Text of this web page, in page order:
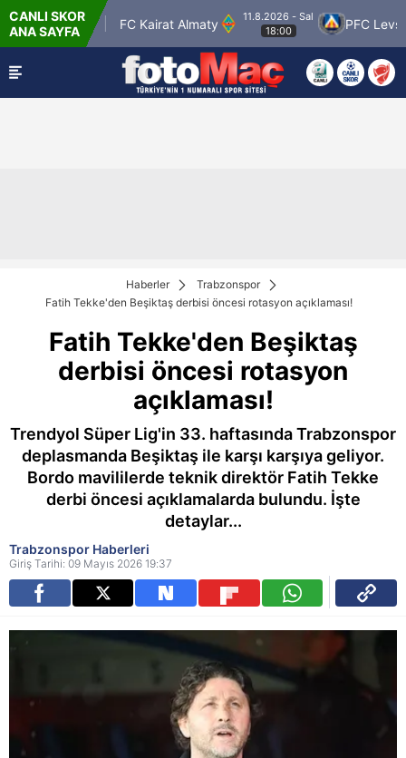
CANLI SKOR
ANA SAYFA
FC Kairat Almaty
11.8.2026 - Sal
PFC Levski
Haberler
Trabzonspor
Fatih Tekke'den Beşiktaş derbisi öncesi rotasyon açıklaması!
Fatih Tekke'den Beşiktaş
derbisi öncesi rotasyon
açıklaması!
Trendyol Süper Lig'in 33. haftasında Trabzonspor
deplasmanda Beşiktaş ile karşı karşıya geliyor.
Bordo mavililerde teknik direktör Fatih Tekke
derbi öncesi açıklamalarda bulundu. İşte
detaylar...
Trabzonspor Haberleri
Giriş Tarihi: 09 Mayıs 2026 19:37